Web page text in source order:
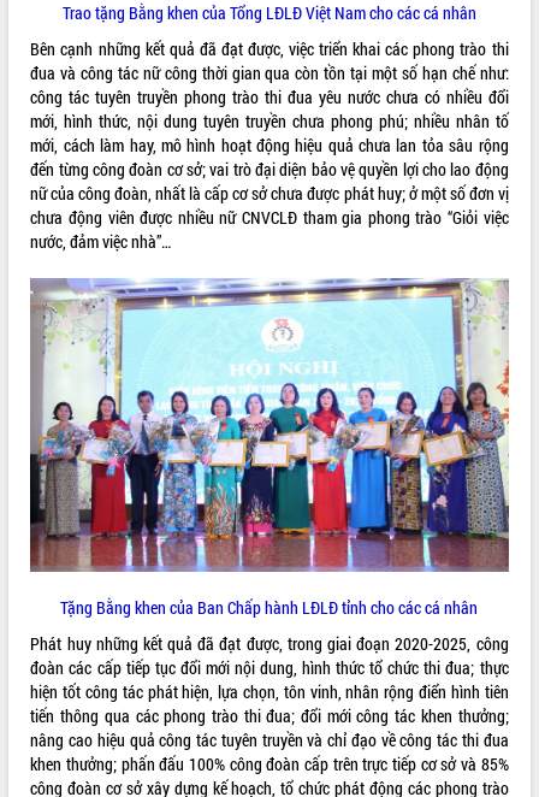
Kết nối tour, đẩy mạnh chuyển đổi số
để phát triển du lịch Đắk Lắk
Khởi động Dự án Đầu tư xây dựng hạ
tầng kỹ thuật Cụm công nghiệp Tân
Tiến
Gặp mặt các cơ quan báo chí nhân Kỷ
niệm 101 năm Ngày Báo chí Cách
mạng Việt Nam
Đắk Lắk sơ kết 4 năm triển khai thực
Họp báo thông tin về Hội nghị Công bố
Quy hoạch và Xúc tiến đầu tư tỉnh Đắk
Lắk
Khơi thông điểm nghẽn, đẩy nhanh
giải ngân vốn khắc phục thiên tai
HĐND tỉnh thông qua điều chỉnh Quy
hoạch tỉnh thời kỳ 2021-2030
Hội thảo góp ý hồ sơ điều chỉnh quy
hoạch tỉnh Đắk Lắk thời kỳ 2021-2030,
tầm nhìn đến năm 2050
Nâng cao hiệu quả hoạt động của các
doanh nghiệp nhà nước
Hội nghị triển khai kết nối mạng
truyền số liệu chuyên dùng phục vụ cơ
quan Đảng, Nhà nước
Lễ phát động chuỗi hoạt động chung
tay làm sạch môi trường
Xã Ea Kar bước chuyển mình trong
công tác cải cách hành chính mô hình
mới
Trao tặng Bằng khen của Tổng LĐLĐ Việt Nam cho các cá nhân
Bên cạnh những kết quả đã đạt được, việc triển khai các phong trào thi
đua và công tác nữ công thời gian qua còn tồn tại một số hạn chế như:
công tác tuyên truyền phong trào thi đua yêu nước chưa có nhiều đổi
mới, hình thức, nội dung tuyên truyền chưa phong phú; nhiều nhân tố
mới, cách làm hay, mô hình hoạt động hiệu quả chưa lan tỏa sâu rộng
đến từng công đoàn cơ sở; vai trò đại diện bảo vệ quyền lợi cho lao động
nữ của công đoàn, nhất là cấp cơ sở chưa được phát huy; ở một số đơn vị
chưa động viên được nhiều nữ CNVCLĐ tham gia phong trào “Giỏi việc
nước, đảm việc nhà”…
Tặng Bằng khen của Ban Chấp hành LĐLĐ tỉnh cho các cá nhân
Phát huy những kết quả đã đạt được, trong giai đoạn 2020-2025, công
đoàn các cấp tiếp tục đổi mới nội dung, hình thức tổ chức thi đua; thực
hiện tốt công tác phát hiện, lựa chọn, tôn vinh, nhân rộng điển hình tiên
tiến thông qua các phong trào thi đua; đổi mới công tác khen thưởng;
nâng cao hiệu quả công tác tuyên truyền và chỉ đạo về công tác thi đua
khen thưởng; phấn đấu 100% công đoàn cấp trên trực tiếp cơ sở và 85%
công đoàn cơ sở xây dựng kế hoạch, tổ chức phát động các phong trào